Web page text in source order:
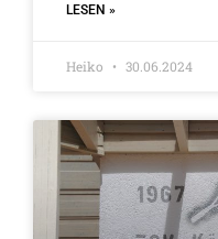
LESEN »
Heiko 30.06.2024